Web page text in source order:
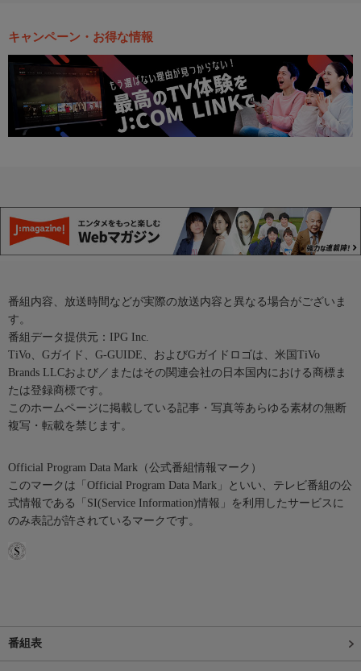
キャンペーン・お得な情報
番組内容、放送時間などが実際の放送内容と異なる場合がございま
す。
番組データ提供元：IPG Inc.
TiVo、Gガイド、G-GUIDE、およびGガイドロゴは、米国TiVo
Brands LLCおよび／またはその関連会社の日本国内における商標ま
たは登録商標です。
このホームページに掲載している記事・写真等あらゆる素材の無断
複写・転載を禁じます。
Official Program Data Mark（公式番組情報マーク）
このマークは「Official Program Data Mark」といい、テレビ番組の公
式情報である「SI(Service Information)情報」を利用したサービスに
のみ表記が許されているマークです。
番組表